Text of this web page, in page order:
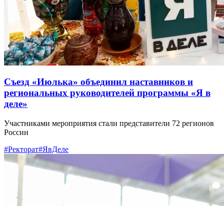
Съезд «Июлька» объединил наставников и
региональных руководителей программы «Я в
деле»
Участниками мероприятия стали представители 72 регионов
России
#Ректорат#ЯвДеле